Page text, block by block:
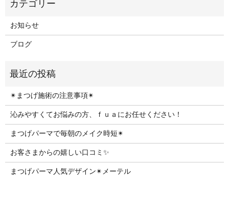
お知らせ
ブログ
✴︎まつげ施術の注意事項✴︎
沁みやすくてお悩みの方、ｆｕａにお任せください！
まつげパーマで毎朝のメイク時短✴︎
お客さまからの嬉しい口コミ✨
まつげパーマ人気デザイン✴︎メーテル